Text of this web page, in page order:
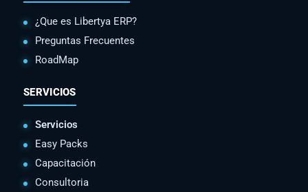
¿Que es Libertya ERP?
Preguntas Frecuentes
RoadMap
SERVICIOS
Servicios
Easy Packs
Capacitación
Consultoria